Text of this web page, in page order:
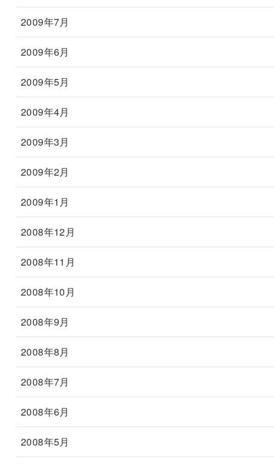
2009年7月
2009年6月
2009年5月
2009年4月
2009年3月
2009年2月
2009年1月
2008年12月
2008年11月
2008年10月
2008年9月
2008年8月
2008年7月
2008年6月
2008年5月